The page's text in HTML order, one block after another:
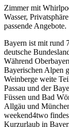
Zimmer mit
Wasser,
passende Angebote.
Bayern ist mit rund
deutsche
Während
Bayerischen Alpen
Weinberge weite
Passau und der
Füssen und Bad
Allgäu und
weekend4two
Kurzurlaub in